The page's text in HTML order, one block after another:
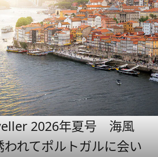
2026年夏号 海風
われてポルトガルに会い